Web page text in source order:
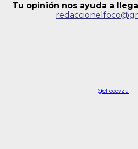
Tu opinión nos ayuda a
@elfocovzla